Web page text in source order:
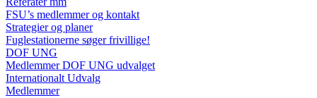
FSU’s medlemmer og kontakt
Strategier og planer
Fuglestationerne søger frivillige!
DOF UNG
Medlemmer DOF UNG udvalget
Internationalt Udvalg
Medlemmer